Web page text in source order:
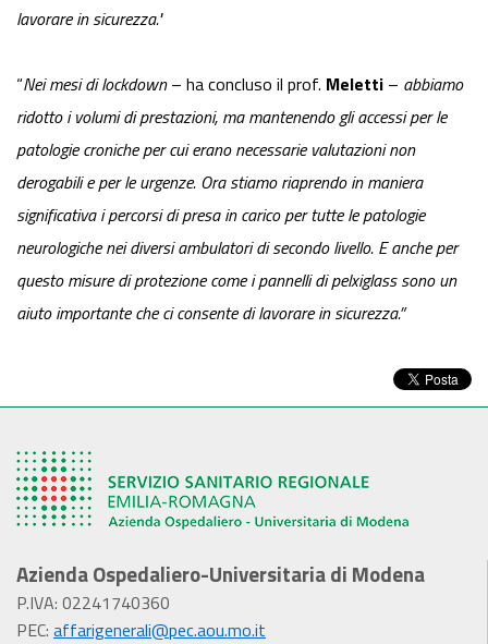
lavorare in sicurezza."
“Nei mesi di lockdown– ha concluso il prof. Meletti – abbiamo
ridotto i volumi di prestazioni, ma mantenendo gli accessi per le
patologie croniche per cui erano necessarie valutazioni non
derogabili e per le urgenze. Ora stiamo riaprendo in maniera
significativa i percorsi di presa in carico per tutte le patologie
neurologiche nei diversi ambulatori di secondo livello. E anche per
questo misure di protezione come i pannelli di pelxiglass sono un
aiuto importante che ci consente di lavorare in sicurezza.”
Azienda Ospedaliero-Universitaria di Modena
P.IVA: 02241740360
PEC: affarigenerali@pec.aou.mo.it